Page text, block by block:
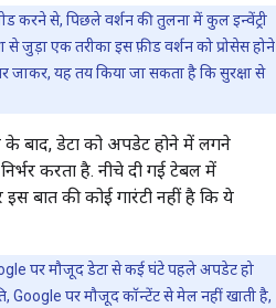
करने से, पिछले वर्शन की तुलना में कुल इन्वेंट्री
से जुड़ा एक तरीका इस फ़ीड वर्शन को प्रोसेस होने
जाकर, यह तय किया जा सकता है कि सुरक्षा से
बाद, डेटा को अपडेट होने में लगने
करता है. नीचे दी गई टेबल में
बात की कोई गारंटी नहीं है कि ये
पर मौजूद डेटा से कई घंटे पहले अपडेट हो
Google पर मौजूद कॉन्टेंट से मेल नहीं खाती है,